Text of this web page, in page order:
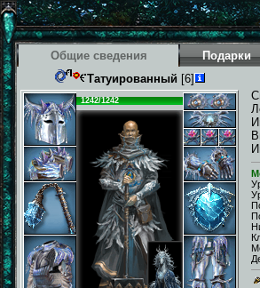
Общие сведения Подарки
Татуированный [6]
1242/1242